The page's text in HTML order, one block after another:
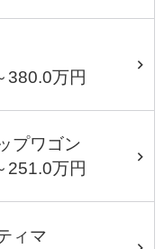
380.0万円
プワゴン
251.0万円
ィマ